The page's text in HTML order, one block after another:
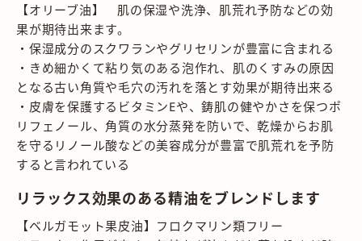
【オリーブ油】 肌の保湿や洗浄、肌荒れ予防などの効
果が期待出来ます。
・保湿成分のスクワランやグリセリンが豊富に含まれる
・きめ細かくて粘り気のある泡作れ、肌のくすみの原因
となる古い角質や毛穴の汚れを落とす効果が期待出来る
・皮膚を保護するビタミンEや、鋳肌の健やかさを保つポ
リフェノール、角質の水分蒸発を防いで、乾燥からお肌
を守るリノール酸などの美容成分が豊富で肌荒れを予防
すると言われている
リラックス効果のある精油をブレンドします
【ベルガモット果皮油】フロクマリン類フリー